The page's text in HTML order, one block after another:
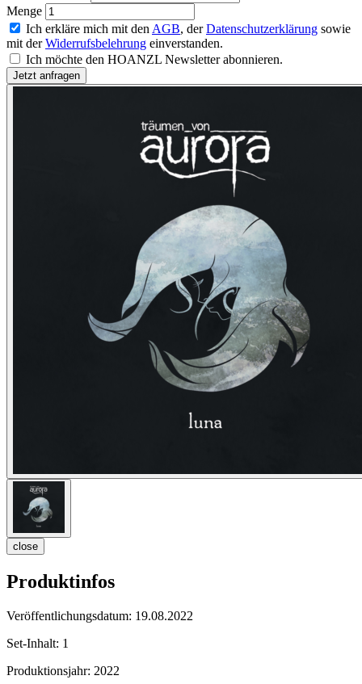
Menge
Ich erkläre mich mit den AGB, derDatenschutzerklärung sowie
mit derWiderrufsbelehrung einverstanden.
Ich möchte den HOANZL Newsletter abonnieren.
close
Produktinfos
Veröffentlichungsdatum: 19.08.2022
Set-Inhalt: 1
Produktionsjahr: 2022